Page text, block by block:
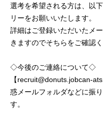
選考を希望される方は、以
リーをお願いいたします。
詳細はご登録いただいたメ
きますのでそちらをご確認く
◇今後のご連絡について◇
【recruit@donuts.jobcan-
惑メールフォルダなどに振
す。